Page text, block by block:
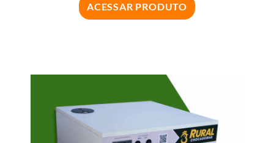
ACESSAR PRODUTO